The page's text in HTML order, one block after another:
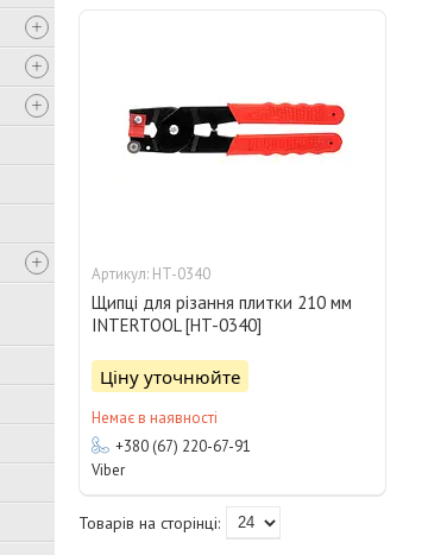
HT-0340
Щипці для різання плитки 210 мм
INTERTOOL [HT-0340]
Ціну уточнюйте
Немає в наявності
+380 (67) 220-67-91
Viber